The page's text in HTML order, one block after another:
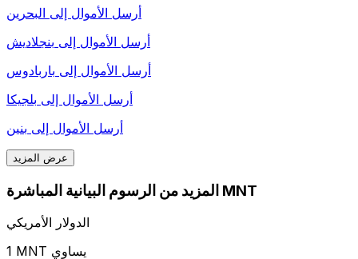
أرسل الأموال إلى البحرين
أرسل الأموال إلى بنجلاديش
أرسل الأموال إلى باربادوس
أرسل الأموال إلى بلجيكا
أرسل الأموال إلى بنين
عرض المزيد
المزيد من الرسوم البيانية المباشرة MNT
الدولار الأمريكي
1 MNT يساوي